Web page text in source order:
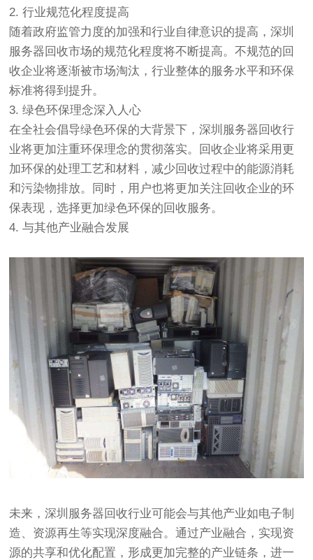
2. 行业规范化程度提高
随着政府监管力度的加强和行业自律意识的提高，深圳
服务器回收市场的规范化程度将不断提高。不规范的回
收企业将逐渐被市场淘汰，行业整体的服务水平和环保
标准将得到提升。
3. 绿色环保理念深入人心
在全社会倡导绿色环保的大背景下，深圳服务器回收行
业将更加注重环保理念的贯彻落实。回收企业将采用更
加环保的处理工艺和材料，减少回收过程中的能源消耗
和污染物排放。同时，用户也将更加关注回收企业的环
保表现，选择更加绿色环保的回收服务。
4. 与其他产业融合发展
未来，深圳服务器回收行业可能会与其他产业如电子制
造、资源再生等实现深度融合。通过产业融合，实现资
源的共享和优化配置，形成更加完整的产业链条，进一